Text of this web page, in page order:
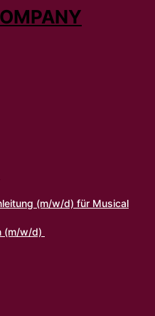
(m/w/d) für Musical
(m/w/d)